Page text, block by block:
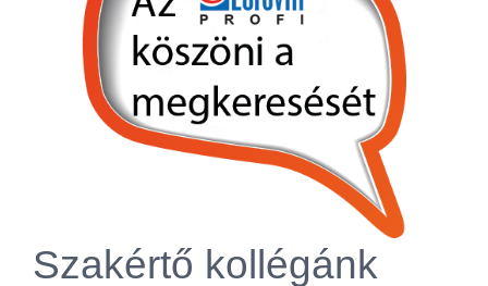
Szakértő kollégánk